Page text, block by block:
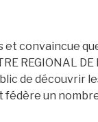
et convaincue
REGIONAL DE
de découvrir
fédère un